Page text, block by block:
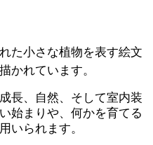
た小さな植物を表す絵文
かれています。
長、自然、そして室内装
始まりや、何かを育てる
いられます。